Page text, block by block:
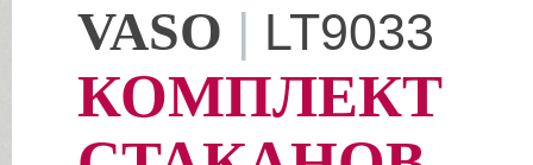
VASO | LT9033
КОМПЛЕКТ